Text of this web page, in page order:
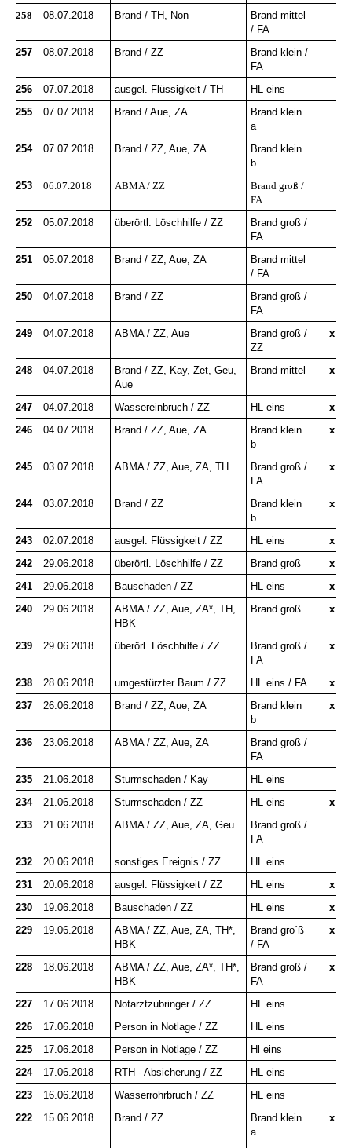
258
08.07.2018 Brand / TH, Non
Brand mittel
/ FA
257
08.07.2018 Brand / ZZ
Brand klein /
FA
256
07.07.2018 ausgel. Flüssigkeit / TH
HL eins
255
07.07.2018 Brand / Aue, ZA
Brand klein
a
254
07.07.2018 Brand / ZZ, Aue, ZA
Brand klein
b
253
06.07.2018 ABMA / ZZ
Brand groß /
FA
252
05.07.2018 überörtl. Löschhilfe / ZZ
Brand groß /
FA
251
05.07.2018 Brand / ZZ, Aue, ZA
Brand mittel
/ FA
250
04.07.2018 Brand / ZZ
Brand groß /
FA
249
04.07.2018 ABMA / ZZ, Aue
Brand groß /
ZZ
x
248 04.07.2018
Brand / ZZ, Kay, Zet, Geu,
Aue
Brand mittel x
247 04.07.2018 Wassereinbruch / ZZ HL eins
x
246
04.07.2018 Brand / ZZ, Aue, ZA
Brand klein
b
x
245 03.07.2018 ABMA / ZZ, Aue, ZA, TH
Brand groß /
FA
x
244 03.07.2018 Brand / ZZ
Brand klein
b
x
243 02.07.2018 ausgel. Flüssigkeit / ZZ HL eins
x
242
29.06.2018 überörtl. Löschhilfe / ZZ Brand groß
x
241
29.06.2018 Bauschaden / ZZ HL eins
x
240
29.06.2018
ABMA / ZZ, Aue, ZA*, TH,
HBK
Brand groß x
239 29.06.2018 überörl. Löschhilfe / ZZ
Brand groß /
FA
x
238 28.06.2018 umgestürzter Baum / ZZ HL eins / FA
x
237
26.06.2018 Brand / ZZ, Aue, ZA
Brand klein
b
x
236 23.06.2018 ABMA/ ZZ, Aue, ZA
Brand groß /
FA
235
21.06.2018 Sturmschaden / Kay
HL eins
234
21.06.2018 Sturmschaden / ZZ HL eins
x
233
21.06.2018 ABMA/ ZZ, Aue, ZA, Geu
Brand groß /
FA
232
20.06.2018 sonstiges Ereignis / ZZ
HL eins
231
20.06.2018 ausgel. Flüssigkeit / ZZ HL eins
x
230
19.06.2018 Bauschaden / ZZ HL eins
x
229
19.06.2018 ABMA/ ZZ, Aue, ZA, TH*,
HBK
Brand gro´ß
/ FA
x
228 18.06.2018
ABMA / ZZ, Aue, ZA*, TH*,
HBK
Brand groß /
FA
x
227 17.06.2018 Notarztzubringer / ZZ
HL eins
226
17.06.2018 Person in Notlage / ZZ
HL eins
225
17.06.2018 Person in Notlage / ZZ
Hl eins
224
17.06.2018 RTH - Absicherung / ZZ
HL eins
223
16.06.2018 Wasserrohrbruch / ZZ
HL eins
222
15.06.2018 Brand / ZZ
Brand klein
a
x